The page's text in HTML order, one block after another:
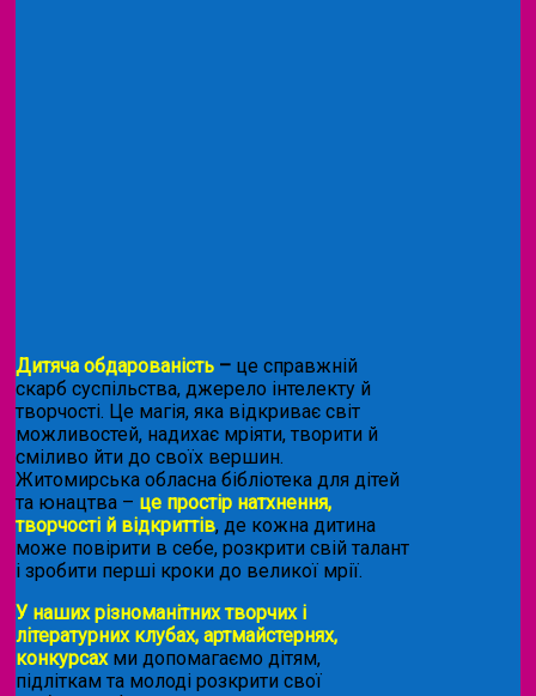
Дитяча обдарованість – це справжній
скарб суспільства, джерело інтелекту й
творчості. Це магія, яка відкриває світ
можливостей, надихає мріяти, творити й
сміливо йти до своїх вершин.
Житомирська обласна бібліотека для дітей
та юнацтва – це простір натхнення,
творчості й відкриттів, де кожна дитина
може повірити в себе, розкрити свій талант
і зробити перші кроки до великої мрії.
У наших різноманітних творчих і
літературних клубах, артмайстернях,
конкурсахми допомагаємо дітям,
підліткам та молоді розкрити свої